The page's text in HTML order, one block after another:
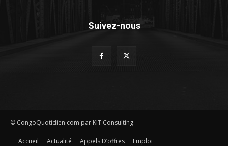
Suivez-nous
© CongoQuotidien.com par KIT Consulting
Accueil Actualité Appels D’offres Emploi